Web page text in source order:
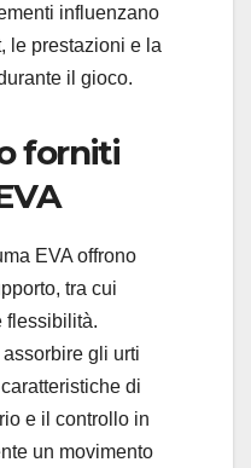
influenzano
le prestazioni e la
il gioco.
forniti
EVA offrono
tra cui
flessibilità.
assorbire gli urti
di
e il controllo in
un movimento